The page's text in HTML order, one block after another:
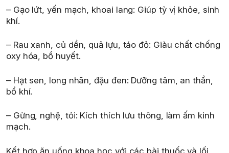
– Gạo lứt, yến mạch, khoai lang: Giúp tỳ vị khỏe, sinh
khí.
– Rau xanh, củ dền, quả lựu, táo đỏ: Giàu chất chống
oxy hóa, bổ huyết.
– Hạt sen, long nhãn, đậu đen: Dưỡng tâm, an thần,
bổ khí.
– Gừng, nghệ, tỏi: Kích thích lưu thông, làm ấm kinh
mạch.
Kết hợp ăn uống khoa học với các bài thuốc và lối